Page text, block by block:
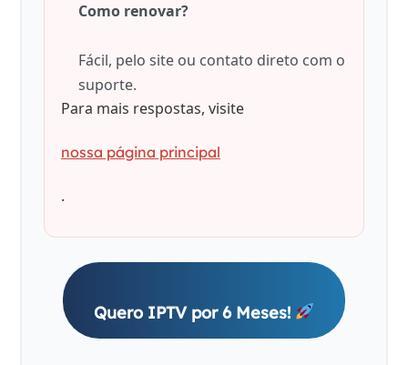
Como renovar?
Fácil, pelo site ou contato direto com o
suporte.
Para mais respostas, visite
nossa página principal
.
Quero IPTV por 6 Meses!